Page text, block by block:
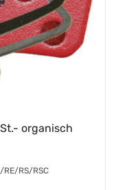
organisch
RE/RS/RSC